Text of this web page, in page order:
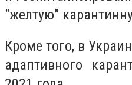
"желтую"
Кроме того, в
адаптивного